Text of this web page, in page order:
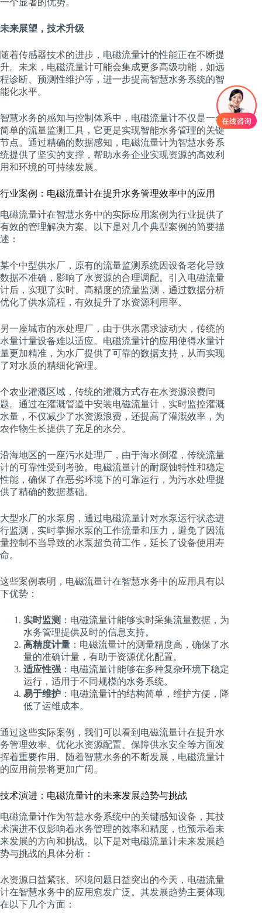
一个显著的优势。
未来展望，技术升级
随着传感器技术的进步，电磁流量计的性能正在不断提
升。未来，电磁流量计可能会集成更多高级功能，如远
程诊断、预测性维护等，进一步提高智慧水务系统的智
能化水平。
智慧水务的感知与控制体系中，电磁流量计不仅是一个
简单的流量监测工具，它更是实现智能水务管理的关键
节点。通过精确的数据感知，电磁流量计为智慧水务系
统提供了坚实的支撑，帮助水务企业实现资源的高效利
用和环境的可持续发展。
行业案例：电磁流量计在提升水务管理效率中的应用
电磁流量计在智慧水务中的实际应用案例为行业提供了
有效的管理解决方案。以下是对几个典型案例的简要描
述：
某个中型供水厂，原有的流量监测系统因设备老化导致
数据不准确，影响了水资源的合理调配。引入电磁流量
计后，实现了实时、高精度的流量监测，通过数据分析
优化了供水流程，有效提升了水资源利用率。
另一座城市的水处理厂，由于供水需求波动大，传统的
水量计量设备难以适应。电磁流量计的应用使得水量计
量更加精准，为水厂提供了可靠的数据支持，从而实现
了对水质的精细化管理。
个农业灌溉区域，传统的灌溉方式存在水资源浪费问
题。通过在灌溉管道中安装电磁流量计，实时监控灌溉
水量，不仅减少了水资源浪费，还提高了灌溉效率，为
农作物生长提供了充足的水分。
沿海地区的一座污水处理厂，由于海水倒灌，传统流量
计的可靠性受到考验。电磁流量计的耐腐蚀特性和稳定
性能，确保了在恶劣环境下的可靠运行，为污水处理提
供了精确的数据基础。
大型水厂的水泵房，通过电磁流量计对水泵运行状态进
行监测，实时掌握水泵的工作流量和压力，避免了因流
量控制不当导致的水泵超负荷工作，延长了设备使用寿
命。
这些案例表明，电磁流量计在智慧水务中的应用具有以
下优势：
实时监测 ：电磁流量计能够实时采集流量数据，为
水务管理提供及时的信息支持。
高精度计量 ：电磁流量计的测量精度高，确保了水
量的准确计量，有助于资源优化配置。
适应性强 ：电磁流量计能够在多种复杂环境下稳定
运行，适用于不同规模的水务系统。
易于维护 ：电磁流量计的结构简单，维护方便，降
低了运维成本。
通过这些实际案例，我们可以看到电磁流量计在提升水
务管理效率、优化水资源配置、保障供水安全等方面发
挥着重要作用。随着智慧水务的不断发展，电磁流量计
的应用前景将更加广阔。
技术演进：电磁流量计的未来发展趋势与挑战
电磁流量计作为智慧水务系统中的关键感知设备，其技
术演进不仅影响着水务管理的效率和精度，也预示着未
来发展的方向和挑战。以下是对电磁流量计未来发展趋
势与挑战的具体分析：
水资源日益紧张、环境问题日益突出的今天，电磁流量
计在智慧水务中的应用愈发广泛。其发展趋势主要体现
在以下几个方面：